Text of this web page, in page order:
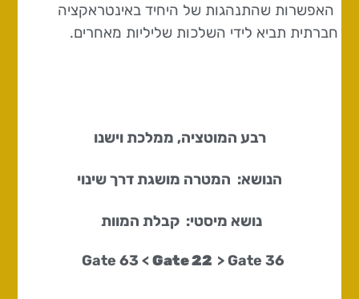
האפשרות שהתנהגות של היחיד באינטראקציה
חברתית תביא לידי השלכות שליליות מאחרים.
רבע המוטציה, ממלכת וישנו
הנושא: המטרה מושגת דרך שינוי
נושא מיסטי: קבלת המוות
36 Gate 63 <
Gate 22 > Gate